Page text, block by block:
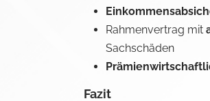
Rahmenvertrag mit
Sachschäden
Fazit